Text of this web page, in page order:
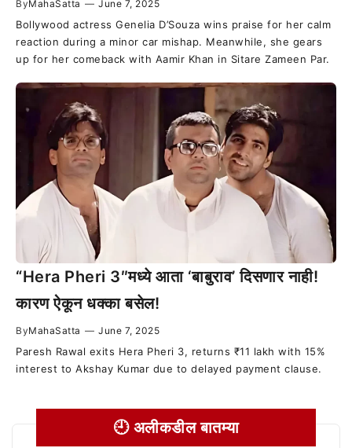
ByMahaSatta — June 7, 2025
Bollywood actress Genelia D’Souza wins praise for her calm
reaction during a minor car mishap. Meanwhile, she gears
up for her comeback with Aamir Khan in Sitare Zameen Par.
“Hera Pheri 3″मध्ये आता ‘बाबुराव’ दिसणार नाही!
कारण ऐकून धक्का बसेल!
ByMahaSatta — June 7, 2025
Paresh Rawal exits Hera Pheri 3, returns ₹11 lakh with 15%
interest to Akshay Kumar due to delayed payment clause.
🕘 अलीकडील बातम्या